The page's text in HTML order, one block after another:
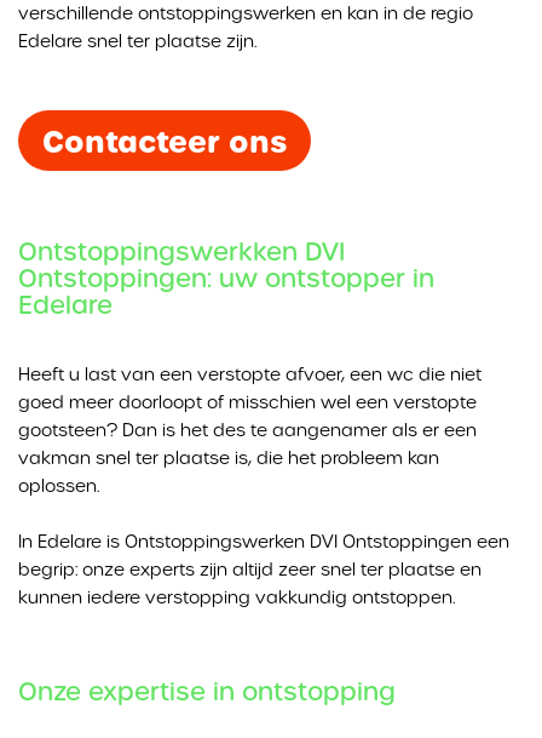
verschillende ontstoppingswerken en kan in de regio
Edelare snel ter plaatse zijn.
Contacteer ons
Ontstoppingswerkken DVI
Ontstoppingen: uw ontstopper in
Edelare
Heeft u last van een verstopte afvoer, een wc die niet
goed meer doorloopt of misschien wel een verstopte
gootsteen? Dan is het des te aangenamer als er een
vakman snel ter plaatse is, die het probleem kan
oplossen.
In Edelare is Ontstoppingswerken DVI Ontstoppingen een
begrip: onze experts zijn altijd zeer snel ter plaatse en
kunnen iedere verstopping vakkundig ontstoppen.
Onze expertise in ontstopping